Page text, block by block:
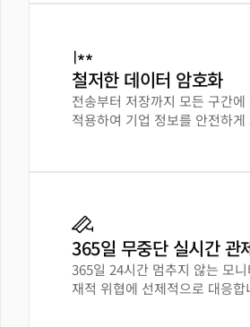
철저한 데이터 암호화
전송부터 저장까지 모든 구간
적용하여 기업 정보를 안전하게
365일 무중단 실시간 관
365일 24시간 멈추지 않는 모
재적 위협에 선제적으로 대응합